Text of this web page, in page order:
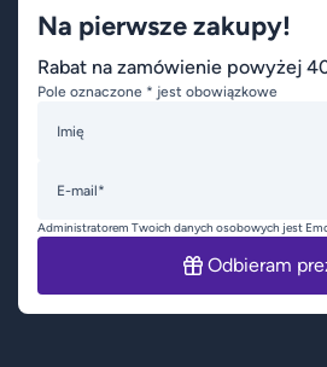
Na pierwsze zakupy!
Rabat na zamówienie powyżej
Pole oznaczone * jest obowiązkowe
Imię
E-mail*
Administratorem Twoich danych osobowych jest
Odbieram